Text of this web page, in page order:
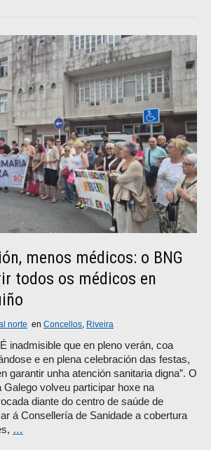
menos médicos: o BNG
todos os médicos en
norte en Concellos, Riveira
inadmisible que en pleno verán, coa
e en plena celebración das festas,
garantir unha atención sanitaria digna”. O
Galego volveu participar hoxe na
diante do centro de saúde de
á Consellería de Sanidade a cobertura
…